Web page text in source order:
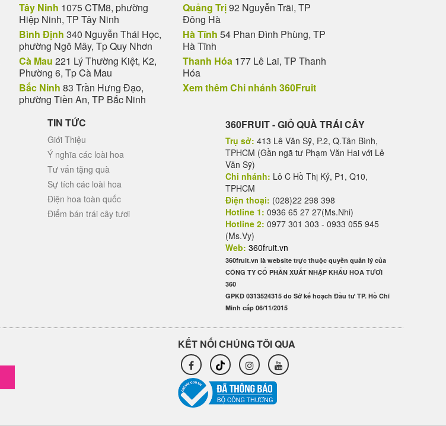
Tây Ninh 1075 CTM8, phường
Hiệp Ninh, TP Tây Ninh
Bình Định 340 Nguyễn Thái Học,
phường Ngô Mây, Tp Quy Nhơn
Cà Mau 221 Lý Thường Kiệt, K2,
Phường 6, Tp Cà Mau
Bắc Ninh 83 Trần Hưng Đạo,
phường Tiền An, TP Bắc Ninh
Quảng Trị92 Nguyễn Trãi, TP
Đông Hà
Hà Tĩnh 54 Phan Đình Phùng, TP
Hà Tĩnh
Thanh Hóa 177 Lê Lai, TP Thanh
Hóa
Xem thêm Chi nhánh 360Fruit
TIN TỨC
Giới Thiệu
Ý nghĩa các loài hoa
Tư vấn tặng quà
Sự tích các loài hoa
Điện hoa toàn quốc
Điểm bán trái cây tươi
360FRUIT - GIỎ QUÀ TRÁI CÂY
Trụ sở: 413 Lê Văn Sỹ, P.2, Q.Tân Bình,
TPHCM (Gần ngã tư Phạm Văn Hai với Lê
Văn Sỹ)
Chi nhánh: Lô C Hồ Thị Kỷ, P1, Q10,
TPHCM
Điện thoại: (028)22 298 398
Hotline 1: 0936 65 27 27(Ms.Nhi)
Hotline 2: 0977 301 303 - 0933 055 945
(Ms.Vy)
Web: 360fruit.vn
360fruit.vn là website trực thuộc quyền quản lý của
CÔNG TY CỔ PHẦN XUẤT NHẬP KHẨU HOA TƯƠI
360
GPKD 0313524315 do Sở kế hoạch Đầu tư TP. Hồ Chí
Minh cấp 06/11/2015
KẾT NỐI CHÚNG TÔI QUA